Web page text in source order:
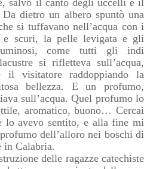
dietro un albero spuntò una
si tuffavano nell’acqua con i
e scuri, la pelle levigata e gli
come tutti gli indi
si rifletteva sull’acqua,
il visitatore raddoppiando la
bellezza. E un profumo,
sull’acqua. Quel profumo lo
aromatico, buono… Cercai
lo avevo sentito, e alla fine mi
dell’alloro nei boschi di
in Calabria.
delle ragazze catechiste